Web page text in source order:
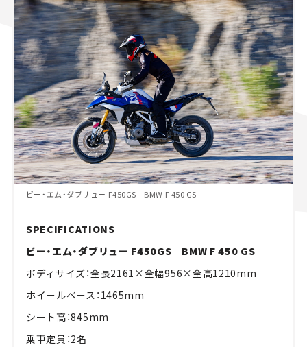
ビー・エム・ダブリュー F450GS｜BMW F 450 GS
SPECIFICATIONS
ビー・エム・ダブリュー F450GS｜BMW F 450 GS
ボディサイズ：全長2161×全幅956×全高1210mm
ホイールベース：1465mm
シート高：845mm
乗車定員：2名